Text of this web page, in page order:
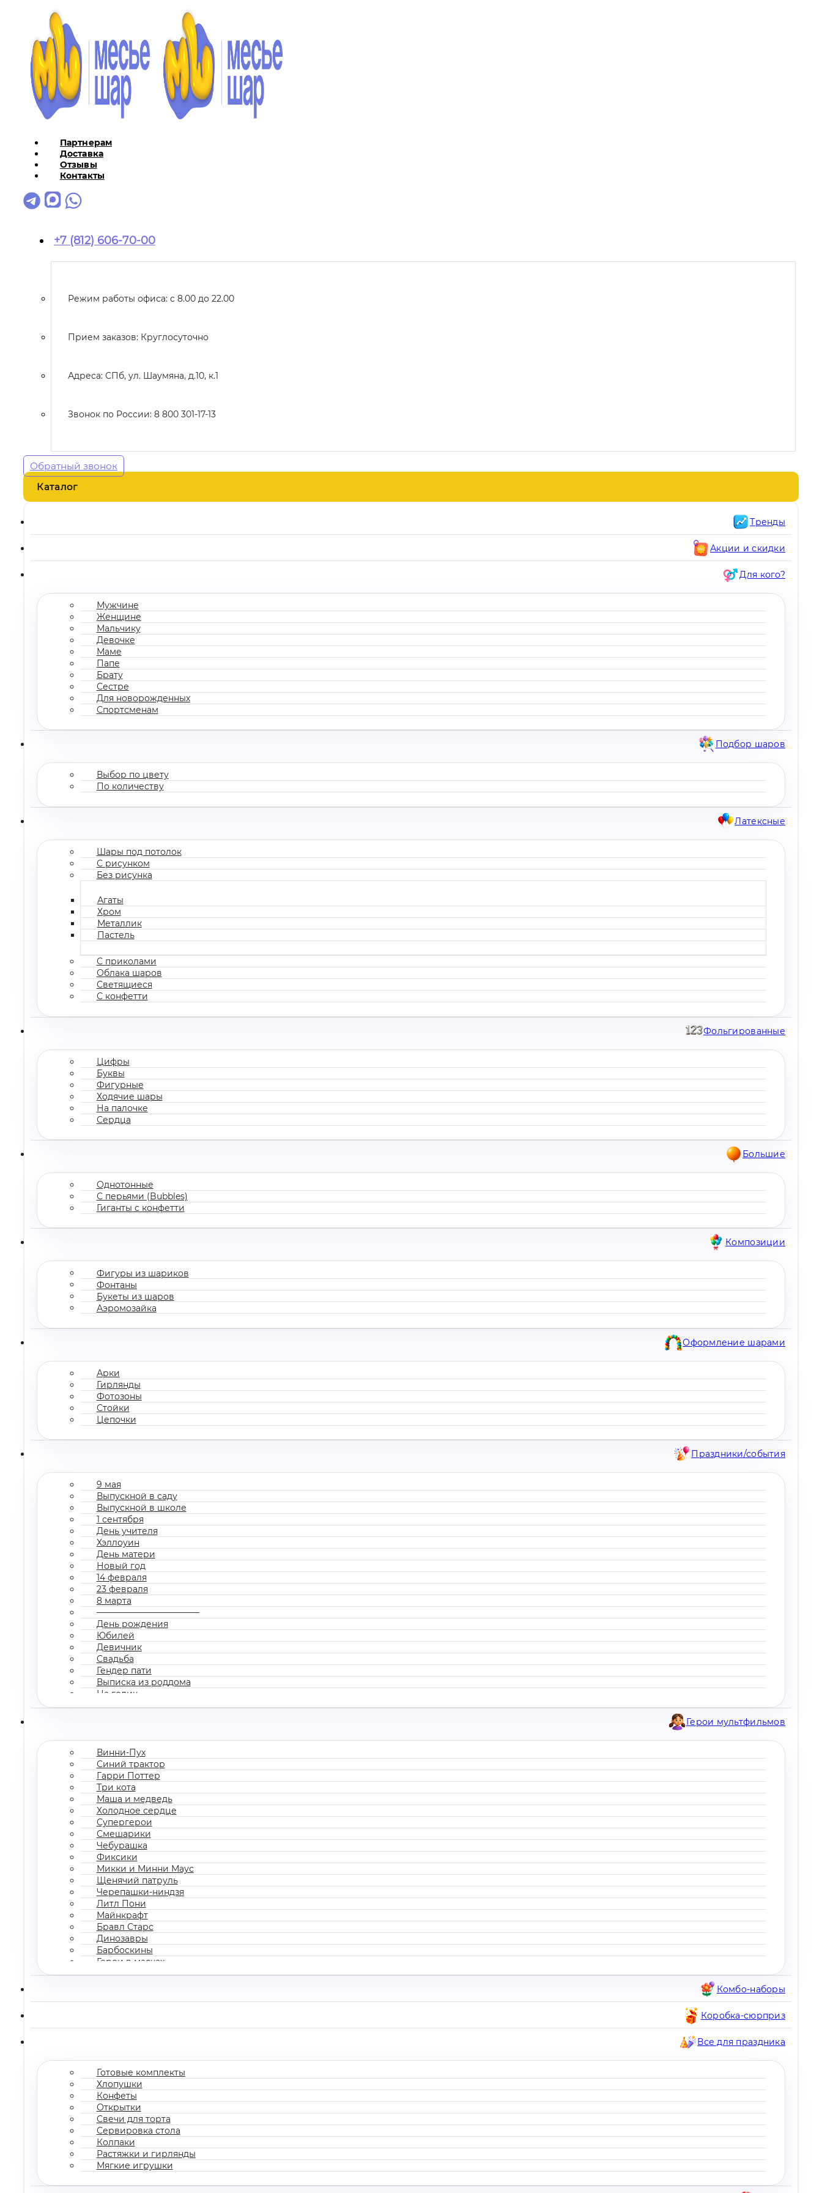
Партнерам
Доставка
Отзывы
Контакты
+7 (812) 606-70-00
Режим работы офиса: с 8.00 до 22.00
Прием заказов: Круглосуточно
Адреса: СПб, ул. Шаумяна, д.10, к.1
Звонок по России: 8 800 301-17-13
Обратный звонок
Каталог
Тренды
Акции и скидки
Для кого?
Мужчине
Женщине
Мальчику
Девочке
Маме
Папе
Брату
Сестре
Для новорожденных
Спортсменам
Подбор шаров
Выбор по цвету
По количеству
Латексные
Шары под потолок
С рисунком
Без рисунка
Агаты
Хром
Металлик
Пастель
С приколами
Облака шаров
Светящиеся
С конфетти
Фольгированные
Цифры
Буквы
Фигурные
Ходячие шары
На палочке
Сердца
Большие
Однотонные
С перьями (Bubbles)
Гиганты с конфетти
Композиции
Фигуры из шариков
Фонтаны
Букеты из шаров
Аэромозайка
Оформление шарами
Арки
Гирлянды
Фотозоны
Стойки
Цепочки
Праздники/события
9 мая
Выпускной в саду
Выпускной в школе
1 сентября
День учителя
Хэллоуин
День матери
Новый год
14 февраля
23 февраля
8 марта
————————————
День рождения
Юбилей
Девичник
Свадьба
Гендер пати
Выписка из роддома
На годик
Корпоратив
Герои мультфильмов
Винни-Пух
Синий трактор
Гарри Поттер
Три кота
Маша и медведь
Холодное сердце
Супергерои
Смешарики
Чебурашка
Фиксики
Микки и Минни Маус
Щенячий патруль
Черепашки-ниндзя
Литл Пони
Майнкрафт
Бравл Старс
Динозавры
Барбоскины
Герои в масках
Все мультгерои
Комбо-наборы
Коробка-сюрприз
Все для праздника
Готовые комплекты
Хлопушки
Конфеты
Открытки
Свечи для торта
Сервировка стола
Колпаки
Растяжки и гирлянды
Мягкие игрушки